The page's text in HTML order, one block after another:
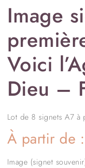
Image
Voici
Dieu –
Lot de 8 signets A7 à
À partir de :
Image (signet